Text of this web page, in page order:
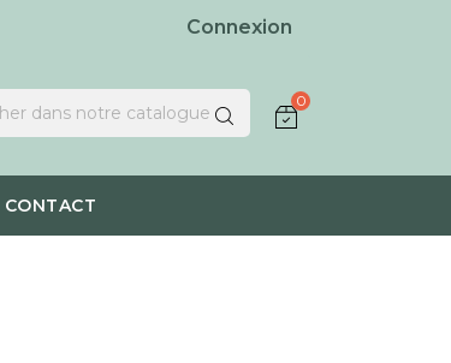
Connexion
0
CONTACT